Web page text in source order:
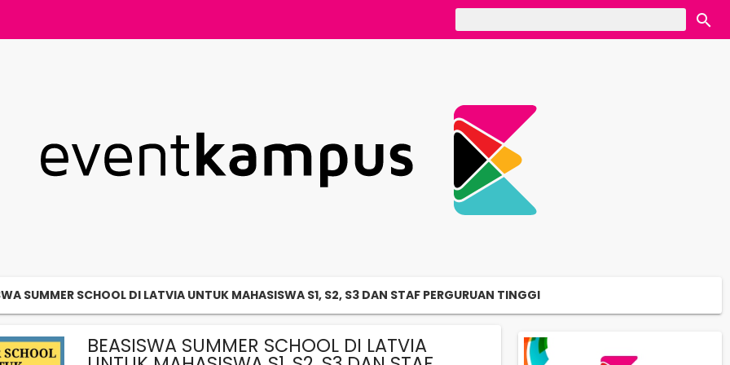
SUMMER SCHOOL DI LATVIA UNTUK MAHASISWA S1, S2, S3 DAN STAF PERGURUAN TINGGI⁣
BEASISWA SUMMER SCHOOL DI LATVIA